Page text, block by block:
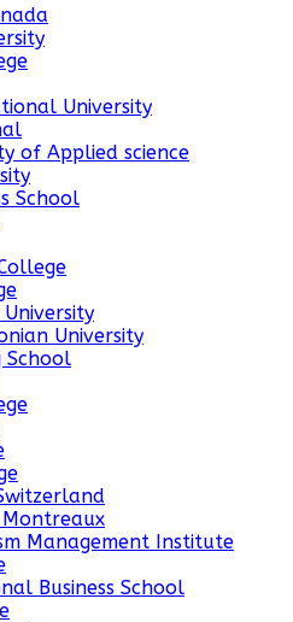
University
of Applied science
School
University
School
Management Institute
Business School